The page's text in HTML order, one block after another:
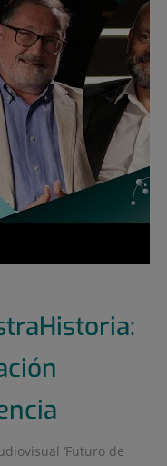
‘Futuro de